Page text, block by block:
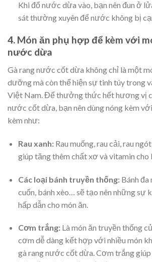
Khi đổ nước dừa vào, bạn nên đun ở
sát thường xuyên để nước không bị
4. Món ăn phụ hợp để kèm với
nước dừa
Gà rang nước cốt dừa không chỉ là một
dưỡng mà còn thể hiện sự tinh túy trong
Việt Nam. Để thưởng thức hết hương vị
nước cốt dừa, bạn nên dùng nóng kèm
kèm như:
Rau xanh: Rau muống, rau cải, rau
giúp tăng thêm chất xơ và vitamin cho
Các loại bánh truyền thống:Bánh đa
cuốn, bánh xèo… sẽ tạo nên những sự
hấp dẫn cho món ăn.
Cơm trắng:Là món ăn truyền thống
cơm dễ dàng kết hợp với nhiều món
gà rang nước cốt dừa. Cơm trắng